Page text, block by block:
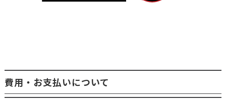
費用・お支払いについて